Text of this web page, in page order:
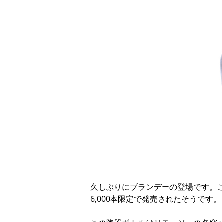
久しぶりにブランデーの登場です
6,000本限定で発売されたそうです。